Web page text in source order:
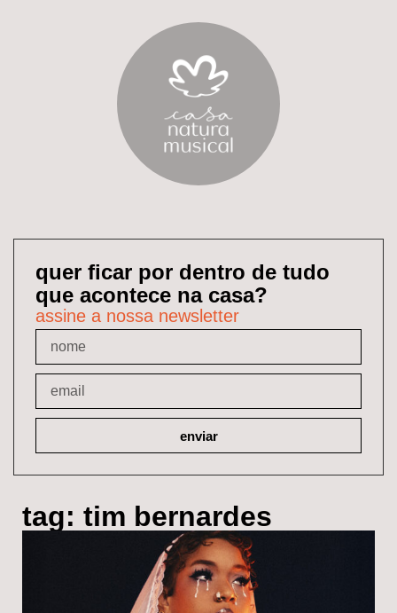
quer ficar por dentro de tudo
que acontece na casa?
assine a nossa newsletter
enviar
tag: tim bernardes